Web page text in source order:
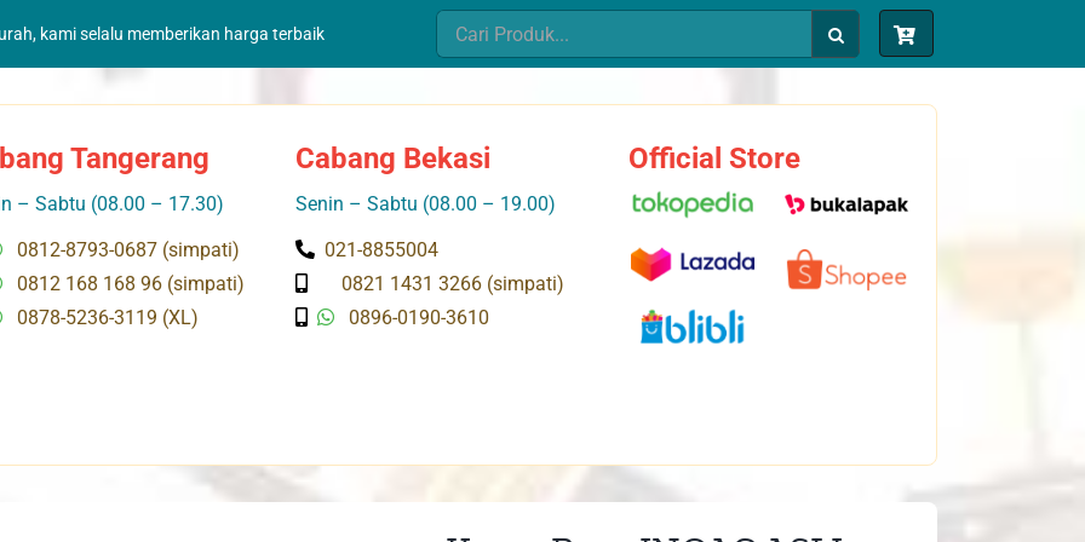
kami selalu memberikan harga terbaik
Search
for:
Tangerang
– Sabtu (08.00 – 17.30)
0812-8793-0687 (simpati)
0812 168 168 96 (simpati)
0878-5236-3119 (XL)
Cabang Bekasi
Senin – Sabtu (08.00 – 19.00)
021-8855004
0821 1431 3266 (simpati)
0896-0190-3610
Official Store